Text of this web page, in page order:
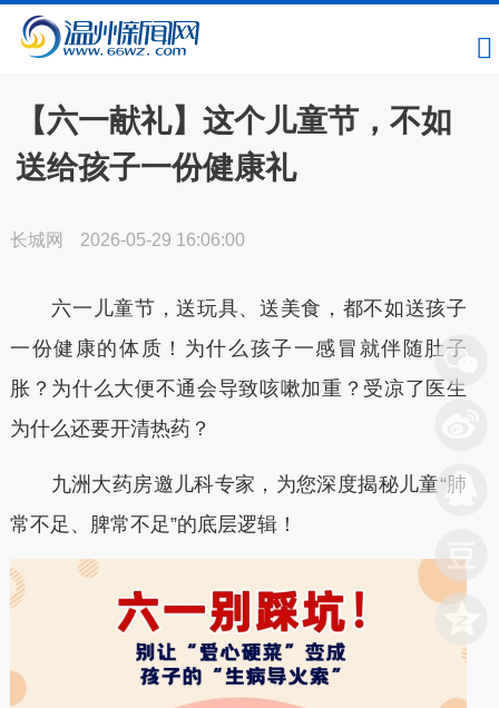
【六一献礼】这个儿童节，不如
送给孩子一份健康礼
长城网 2026-05-29 16:06:00
六一儿童节，送玩具、送美食，都不如送孩子
一份健康的体质！为什么孩子一感冒就伴随肚子
胀？为什么大便不通会导致咳嗽加重？受凉了医生
为什么还要开清热药？
九洲大药房邀儿科专家，为您深度揭秘儿童“肺
常不足、脾常不足”的底层逻辑！